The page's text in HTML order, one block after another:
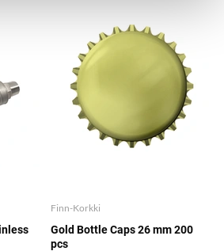
Finn-Korkki
Gold Bottle Caps 26 mm 200
pcs